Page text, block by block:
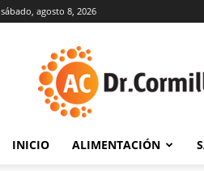
sábado, agosto 8, 2026
INICIO ALIMENTACIÓN